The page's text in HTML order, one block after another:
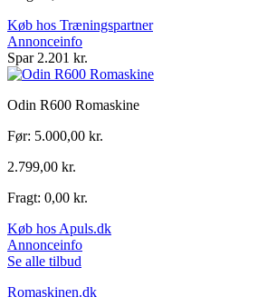
Køb hos Træningspartner
Annonceinfo
Spar 2.201 kr.
Odin R600 Romaskine
Før: 5.000,00 kr.
2.799,00 kr.
Fragt: 0,00 kr.
Køb hos Apuls.dk
Annonceinfo
Se alle tilbud
Romaskinen.dk